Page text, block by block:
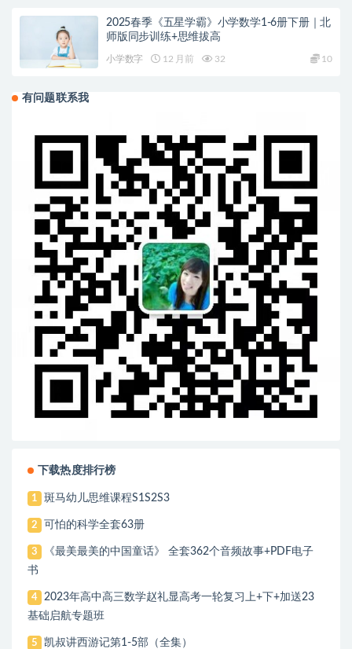
2025春季《五星学霸》小学数学1-6册下册｜北
师版同步训练+思维拔高
小学数字 12 月前 32 10
有问题联系我
下载热度排行榜
1 斑马幼儿思维课程S1S2S3
2 可怕的科学全套63册
3
《最美最美的中国童话》 全套362个音频故事+PDF电子
书
4
2023年高中高三数学赵礼显高考一轮复习上+下+加送23
基础启航专题班
5 凯叔讲西游记第1-5部（全集）